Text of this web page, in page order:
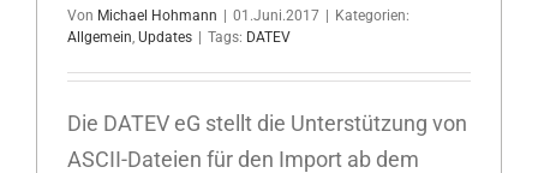
Von Michael Hohmann | 01.Juni.2017 | Kategorien:
Allgemein, Updates | Tags: DATEV
Die DATEV eG stellt die Unterstützung von
ASCII-Dateien für den Import ab dem